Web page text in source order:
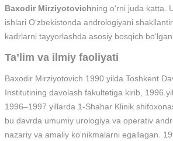
Baxodir Mirziyotovichning o‘rni juda katta.
ishlari O‘zbekistonda andrologiyani
kadrlarni tayyorlashda asosiy bosqich bo‘lgan.
Ta’lim va ilmiy faoliyati
Baxodir Mirziyotovich 1990 yilda Toshkent
Institutining davolash fakultetiga kirib, 1996
1996–1997 yillarda 1-Shahar Klinik
bu davrda umumiy urologiya va operativ
nazariy va amaliy ko‘nikmalarni egallagan.